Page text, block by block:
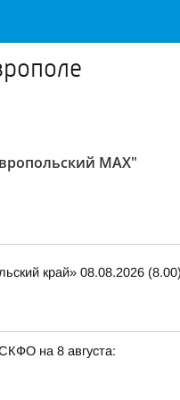
MAX"
край» 08.08.2026
на 8 августа: